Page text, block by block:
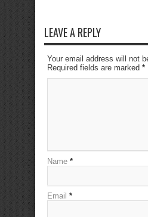
LEAVE A REPLY
Your email address will not
Required fields are marked *
Name *
Email *